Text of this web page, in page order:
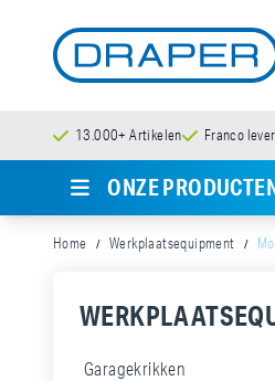
13.000+ Artikelen Franco
ONZE
Home Werkplaatsequipment
Garagekrikken